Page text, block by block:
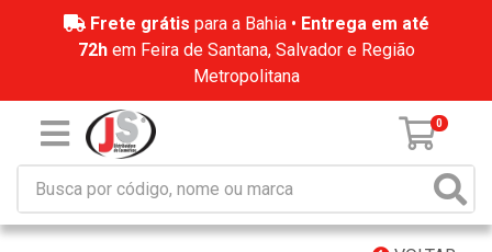
Frete grátis para a Bahia • Entrega em até
72hem Feira de Santana, Salvador e Região
Metropolitana
0